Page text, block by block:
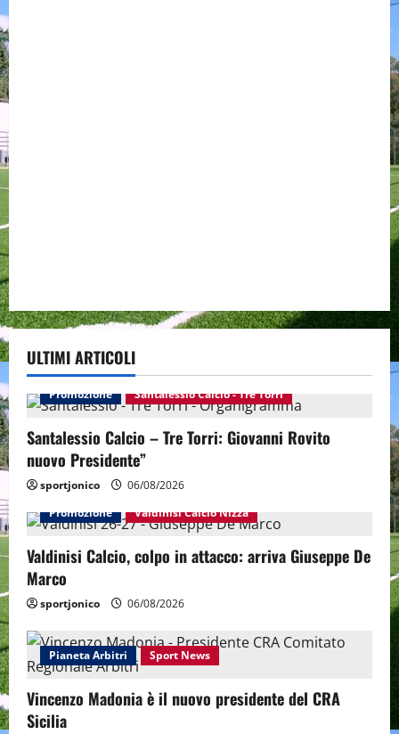
ULTIMI ARTICOLI
Promozione Santalessio Calcio - Tre Torri
Santalessio Calcio – Tre Torri: Giovanni Rovito
nuovo Presidente”
sportjonico
06/08/2026
Promozione
Valdinisi Calcio Nizza
Valdinisi Calcio, colpo in attacco: arriva Giuseppe De
Marco
sportjonico 06/08/2026
Pianeta Arbitri Sport News
Vincenzo Madonia è il nuovo presidente del CRA
Sicilia